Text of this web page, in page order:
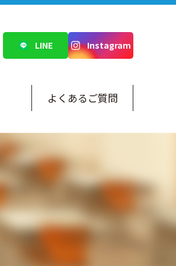
LINE Instagram
よくあるご質問